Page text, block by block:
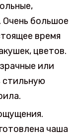
большое
время
цветов.
или
стильную
чаша